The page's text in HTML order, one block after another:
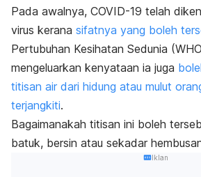
Pada awalnya, COVID-19 telah
virus kerana sifatnya yang boleh
Pertubuhan Kesihatan Sedunia
mengeluarkan kenyataan ia juga
titisan air dari hidung atau mulut
terjangkiti.
Bagaimanakah titisan ini boleh
batuk, bersin atau sekadar
Iklan